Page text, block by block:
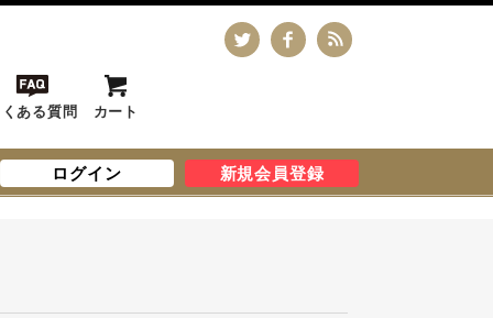
ある質問 カート
ログイン 新規会員登録